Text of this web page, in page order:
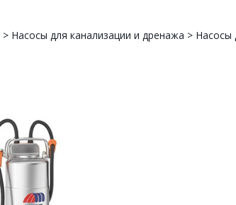
> Насосы для канализации и дренажа > Насосы